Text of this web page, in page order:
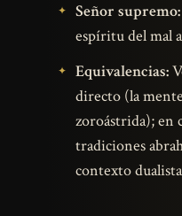
Señor supremo:
espíritu del mal
Equivalencias:
directo (la
zoroástrida); en
tradiciones
contexto